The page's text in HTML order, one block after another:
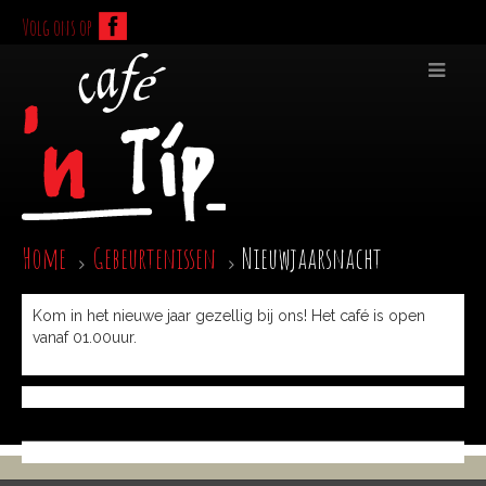
Volg ons op
Home Gebeurtenissen Nieuwjaarsnacht
Kom in het nieuwe jaar gezellig bij ons! Het café is open
vanaf 01.00uur.